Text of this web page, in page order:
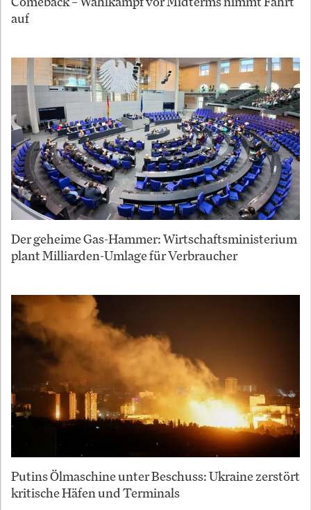
auf
Der geheime Gas-Hammer: Wirtschaftsministerium
plant Milliarden-Umlage für Verbraucher
Putins Ölmaschine unter Beschuss: Ukraine zerstört
kritische Häfen und Terminals